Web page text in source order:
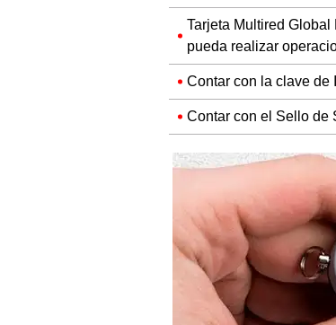
Tarjeta Multired
pueda realizar
Contar con la clave de
Contar con el Sello de